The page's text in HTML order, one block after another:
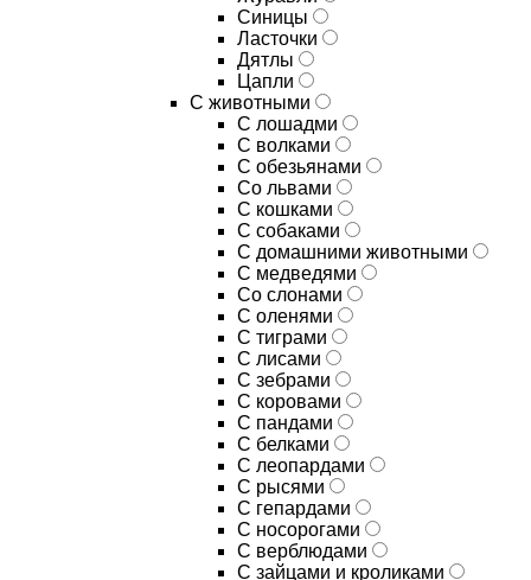
Синицы
Ласточки
Дятлы
Цапли
С животными
С лошадми
С волками
С обезьянами
Со львами
С кошками
С собаками
С домашними животными
С медведями
Со слонами
С оленями
С тиграми
С лисами
С зебрами
С коровами
С пандами
С белками
С леопардами
С рысями
С гепардами
С носорогами
С верблюдами
С зайцами и кроликами